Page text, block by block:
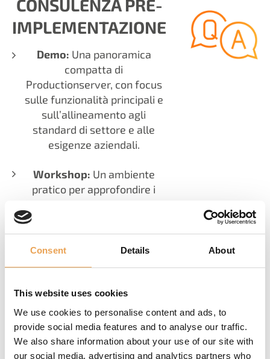
Consent Details About
This website uses cookies
We use cookies to personalise content and ads, to
provide social media features and to analyse our traffic.
We also share information about your use of our site with
our social media, advertising and analytics partners who
CONSULENZA PRE-
IMPLEMENTAZIONE
Demo: Una panoramica
compatta di
Productionserver, con focus
sulle funzionalità principali e
sull’allineamento agli
standard di settore e alle
esigenze aziendali.
Workshop: Un ambiente
pratico per approfondire i
produzione. I nostri esperti
collaborano con il vostro
team per adattare la
soluzione alle vostre
PROCESSO DI
IMPLEMENTAZIONE